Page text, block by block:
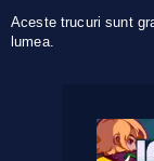
Aceste trucuri sunt
lumea.